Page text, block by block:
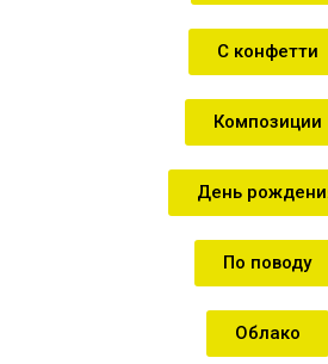
С конфетти
Композиции
День
По поводу
Облако